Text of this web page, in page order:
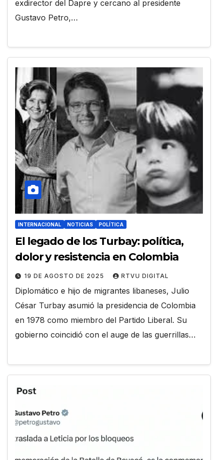
exdirector del Dapre y cercano al presidente
Gustavo Petro,…
INTERNACIONAL NOTICIAS POLÍTICA
El legado de los Turbay: política,
dolor y resistencia en Colombia
19 DE AGOSTO DE 2025 RTVU DIGITAL
Diplomático e hijo de migrantes libaneses, Julio
César Turbay asumió la presidencia de Colombia
en 1978 como miembro del Partido Liberal. Su
gobierno coincidió con el auge de las guerrillas…